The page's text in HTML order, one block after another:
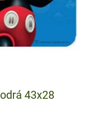
43x28